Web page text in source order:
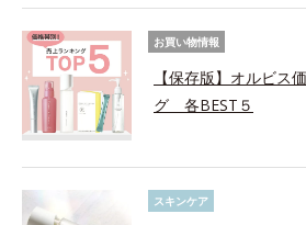
お買い物情報
【保存版】オルビス
グ 各BEST５
スキンケア